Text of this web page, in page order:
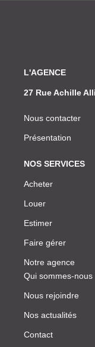
L'AGENCE
27 Rue Achille
Nous contacter
Présentation
NOS SERVICES
Acheter
Louer
Estimer
Faire gérer
Notre agence
Qui sommes-nous
Nous rejoindre
Nos actualités
Contact